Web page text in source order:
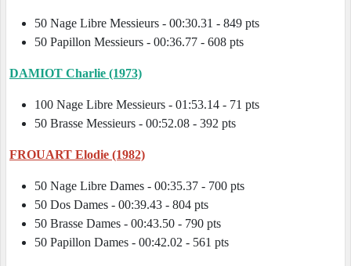
50 Nage Libre Messieurs - 00:30.31 - 849 pts
50 Papillon Messieurs - 00:36.77 - 608 pts
DAMIOT Charlie (1973)
100 Nage Libre Messieurs - 01:53.14 - 71 pts
50 Brasse Messieurs - 00:52.08 - 392 pts
FROUART Elodie (1982)
50 Nage Libre Dames - 00:35.37 - 700 pts
50 Dos Dames - 00:39.43 - 804 pts
50 Brasse Dames - 00:43.50 - 790 pts
50 Papillon Dames - 00:42.02 - 561 pts